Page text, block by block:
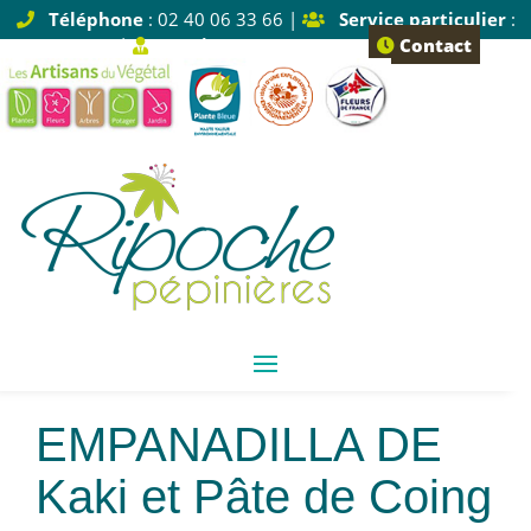
Téléphone: 02 40 06 33 66 | Service particulier:
Tapez 1 |
Service pro: Tapez 2 Contact
Empanadilla de
Kaki et Pâte de Coing